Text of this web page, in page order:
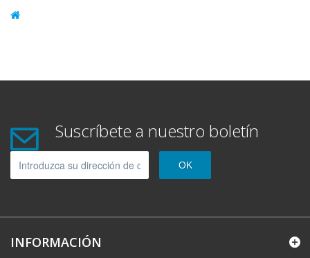
Suscríbete a nuestro boletín
OK
INFORMACIÓN